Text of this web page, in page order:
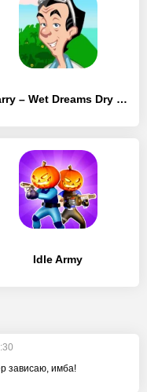
Larry – Wet Dreams Dry Twice
Idle Army
зависаю, имба!